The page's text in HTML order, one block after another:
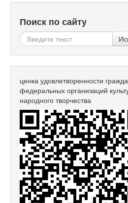
Поиск по сайту
ценка удовлетворенности
федеральных организаций
народного творчества